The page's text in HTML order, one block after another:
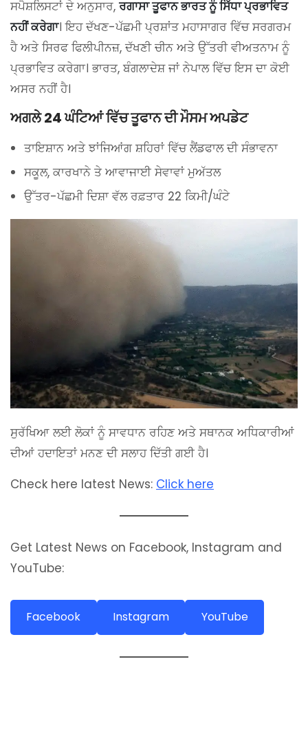
ਸਪੈਸ਼ਲਿਸਟਾਂ ਦੇ ਅਨੁਸਾਰ,ਰਗਾਸਾ ਤੂਫਾਨ ਭਾਰਤ ਨੂੰ ਸਿੱਧਾ ਪ੍ਰਭਾਵਿਤ
ਨਹੀਂ ਕਰੇਗਾ। ਇਹ ਦੱਖਣ-ਪੱਛਮੀ ਪ੍ਰਸ਼ਾਂਤ ਮਹਾਸਾਗਰ ਵਿੱਚ ਸਰਗਰਮ
ਹੈ ਅਤੇ ਸਿਰਫ ਫਿਲੀਪੀਨਜ਼, ਦੱਖਣੀ ਚੀਨ ਅਤੇ ਉੱਤਰੀ ਵੀਅਤਨਾਮ ਨੂੰ
ਪ੍ਰਭਾਵਿਤ ਕਰੇਗਾ। ਭਾਰਤ, ਬੰਗਲਾਦੇਸ਼ ਜਾਂ ਨੇਪਾਲ ਵਿੱਚ ਇਸ ਦਾ ਕੋਈ
ਅਸਰ ਨਹੀਂ ਹੈ।
ਅਗਲੇ 24 ਘੰਟਿਆਂ ਵਿੱਚ ਤੂਫਾਨ ਦੀ ਮੌਸਮ ਅਪਡੇਟ
ਤਾਇਸ਼ਾਨ ਅਤੇ ਝਾਂਜਿਆਂਗ ਸ਼ਹਿਰਾਂ ਵਿੱਚ ਲੈਂਡਫਾਲ ਦੀ ਸੰਭਾਵਨਾ
ਸਕੂਲ, ਕਾਰਖਾਨੇ ਤੇ ਆਵਾਜਾਈ ਸੇਵਾਵਾਂ ਮੁਅੱਤਲ
ਉੱਤਰ-ਪੱਛਮੀ ਦਿਸ਼ਾ ਵੱਲ ਰਫ਼ਤਾਰ 22 ਕਿਮੀ/ਘੰਟੇ
ਸੁਰੱਖਿਆ ਲਈ ਲੋਕਾਂ ਨੂੰ ਸਾਵਧਾਨ ਰਹਿਣ ਅਤੇ ਸਥਾਨਕ ਅਧਿਕਾਰੀਆਂ
ਦੀਆਂ ਹਦਾਇਤਾਂ ਮਨਣ ਦੀ ਸਲਾਹ ਦਿੱਤੀ ਗਈ ਹੈ।
Check here latest News: Click here
Get Latest News on Facebook, Instagram and
YouTube:
Facebook Instagram YouTube